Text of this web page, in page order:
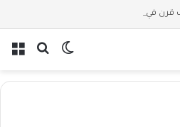
في مدرسة البحر مع غسان المزيدي
بحثالوضع